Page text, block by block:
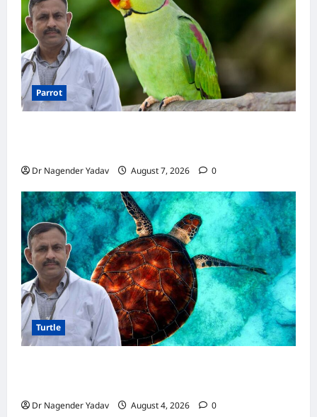
Parrot
Dr Nagender Yadav August 7, 2026 0
Turtle
Dr Nagender Yadav August 4, 2026 0